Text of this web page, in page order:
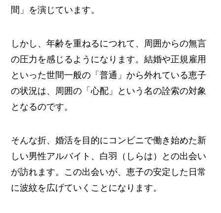
間」を演じています。
しかし、年齢を重ねるにつれて、周囲からの無言
の圧力を感じるようになります。結婚や正規雇用
といった世間一般の「普通」から外れている恵子
の状況は、周囲の「心配」という名の詮索の対象
となるのです。
そんな折、婚活を目的にコンビニで働き始めた新
しい男性アルバイト、白羽（しらは）との出会い
が訪れます。この出会いが、恵子の安定した日常
に波紋を広げていくことになります。